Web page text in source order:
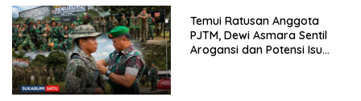
Temui Ratusan Anggota
PJTM, Dewi Asmara Sentil
Arogansi dan Potensi Isu